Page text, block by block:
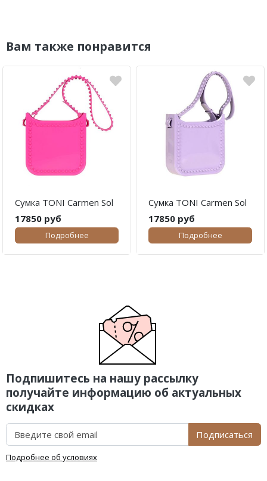
Вам также понравится
Сумка TONI Carmen Sol
17850 руб
Подробнее
Сумка TONI Carmen Sol
17850 руб
Подробнее
Подпишитесь на нашу рассылку
получайте информацию об актуальных
скидках
Подписаться
Подробнее об условиях